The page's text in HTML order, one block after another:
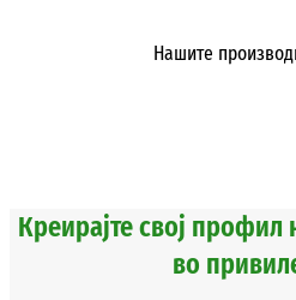
Нашите
Креирајте свој профил
во